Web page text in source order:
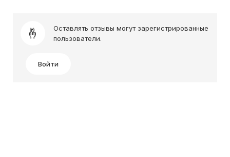
Оставлять отзывы могут зарегистрированные
пользователи.
Войти